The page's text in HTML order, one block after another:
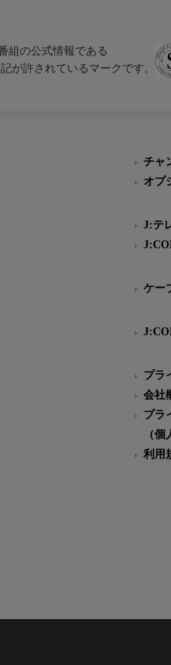
組の公式情報である
が許されているマークです。
チャ
オプ
J:テ
ケー
プラ
会社
プラ
（
利用